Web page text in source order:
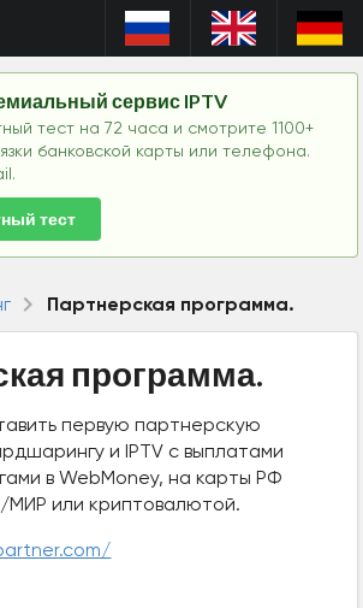
сервис IPTV
тест на 72 часа и смотрите 1100+
банковской карты или телефона.
тест
Партнерская программа.
программа.
первую партнерскую
и IPTV с выплатами
в WebMoney, на карты РФ
или криптовалютой.